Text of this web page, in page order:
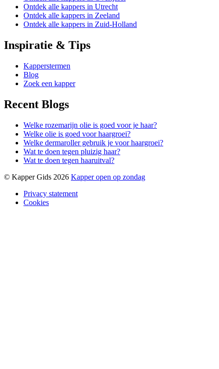
Ontdek alle kappers in Utrecht
Ontdek alle kappers in Zeeland
Ontdek alle kappers in Zuid-Holland
Inspiratie & Tips
Kapperstermen
Blog
Zoek een kapper
Recent Blogs
Welke rozemarijn olie is goed voor je haar?
Welke olie is goed voor haargroei?
Welke dermaroller gebruik je voor haargroei?
Wat te doen tegen pluizig haar?
Wat te doen tegen haaruitval?
© Kapper Gids 2026 Kapper open op zondag
Privacy statement
Cookies